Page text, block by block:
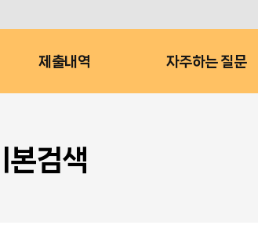
제출내역 자주하는 질문
본검색